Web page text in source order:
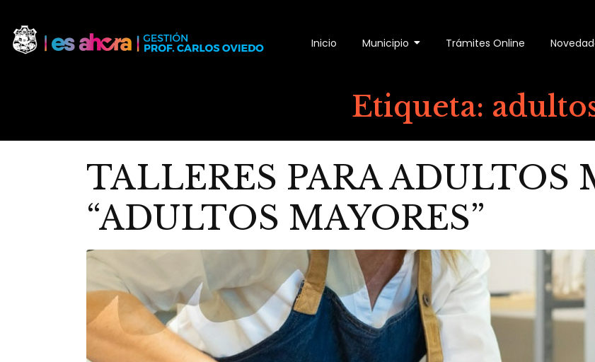
Inicio Municipio Trámites Online
Etiqueta:
TALLERES PARA ADULTOS
“ADULTOS MAYORES”